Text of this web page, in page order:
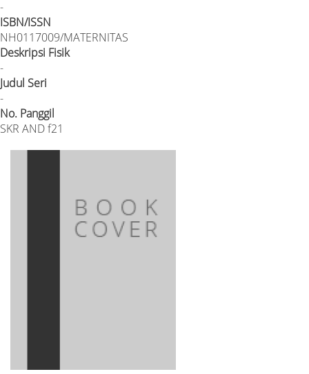
-
ISBN/ISSN
NH0117009/MATERNITAS
Deskripsi Fisik
-
Judul Seri
-
No. Panggil
SKR AND f21